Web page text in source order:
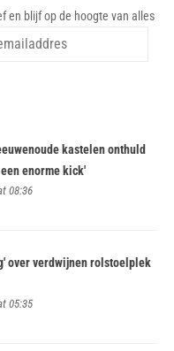
en blijf op de hoogte van alles
kastelen onthuld
enorme kick'
08:36
over verdwijnen rolstoelplek
05:35